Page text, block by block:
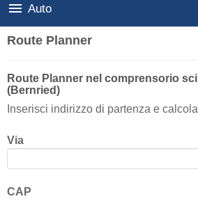
Auto
Route Planner
Route Planner nel comprensorio
(Bernried)
Inserisci indirizzo di partenza e
Via
CAP